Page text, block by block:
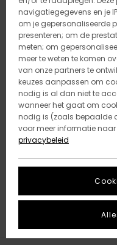
navigatiegegevens en je
om je gepersonaliseerde
presenteren; om de
meten; om
meer te weten te komen
van onze partners te
keuzes aanpassen om
nodig is al dan niet te
wanneer het gaat om
nodig is (zoals bepaalde
voor meer informatie naar
privacybeleid